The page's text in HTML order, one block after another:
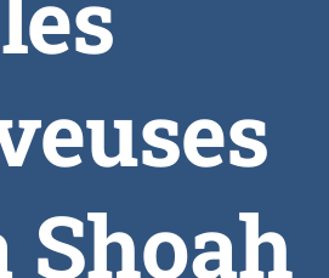
Shoah